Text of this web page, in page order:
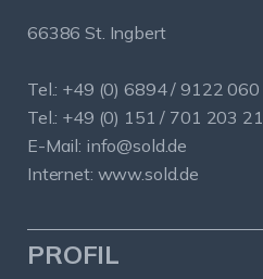
66386 St. Ingbert
Tel.: +49 (0) 6894 / 9122 060
Tel.: +49 (0) 151 / 701 203 21
E-Mail: info@sold.de
Internet: www.sold.de
PROFIL